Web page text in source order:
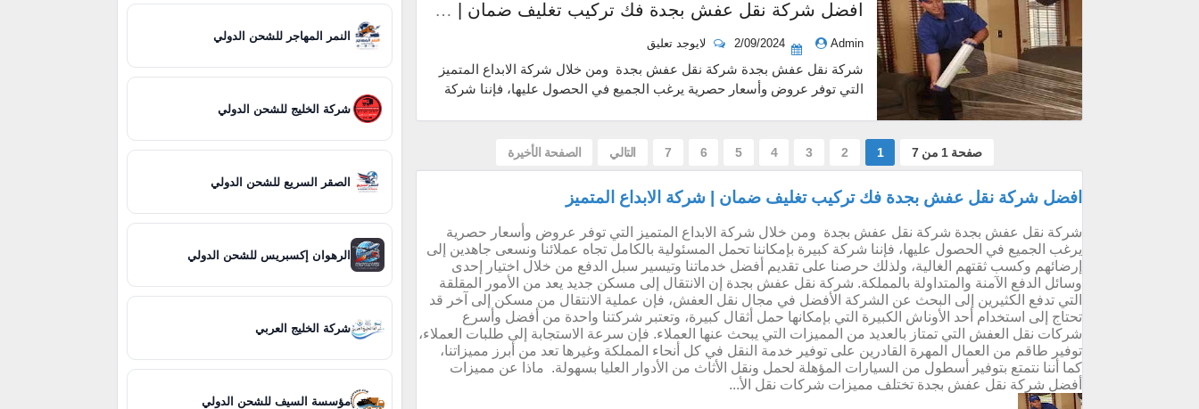
افضل شركة نقل عفش بجدة فك تركيب تغليف ضمان | شركة الابداع المتميز
Admin
2/09/2024 لايوجد تعليق
شركة نقل عفش بجدة شركة نقل عفش بجدة ومن خلال شركة الابداع المتميز
التي توفر عروض وأسعار حصرية يرغب الجميع في الحصول عليها، فإننا شركة
صفحة 1 من 7 1
2
3
4
5
6
7 التالي الصفحة الأخيرة
افضل شركة نقل عفش بجدة فك تركيب تغليف ضمان | شركة الابداع المتميز
شركة نقل عفش بجدة شركة نقل عفش بجدة ومن خلال شركة الابداع المتميز التي توفر عروض وأسعار حصرية
يرغب الجميع في الحصول عليها، فإننا شركة كبيرة بإمكاننا تحمل المسئولية بالكامل تجاه عملائنا ونسعى جاهدين إلى
إرضائهم وكسب ثقتهم الغالية، ولذلك حرصنا على تقديم أفضل خدماتنا وتيسير سبل الدفع من خلال اختيار إحدى
وسائل الدفع الآمنة والمتداولة بالمملكة. شركة نقل عفش بجدة إن الانتقال إلى مسكن جديد يعد من الأمور المقلقة
التي تدفع الكثيرين إلى البحث عن الشركة الأفضل في مجال نقل العفش، فإن عملية الانتقال من مسكن إلى آخر قد
تحتاج إلى استخدام أحد الأوناش الكبيرة التي بإمكانها حمل أثقال كبيرة، وتعتبر شركتنا واحدة من أفضل وأسرع
شركات نقل العفش التي تمتاز بالعديد من المميزات التي يبحث عنها العملاء. فإن سرعة الاستجابة إلى طلبات العملاء،
توفير طاقم من العمال المهرة القادرين على توفير خدمة النقل في كل أنحاء المملكة وغيرها تعد من أبرز مميزاتنا،
كما أننا نتمتع بتوفير أسطول من السيارات المؤهلة لحمل ونقل الأثاث من الأدوار العليا بسهولة. ماذا عن مميزات
أفضل شركة نقل عفش بجدة تختلف مميزات شركات نقل الأ...
النمر المهاجر للشحن الدولي
شركة الخليج للشحن الدولي
الصقر السريع للشحن الدولي
الرهوان إكسبريس للشحن الدولي
شركة الخليج العربي
مؤسسة السيف للشحن الدولي